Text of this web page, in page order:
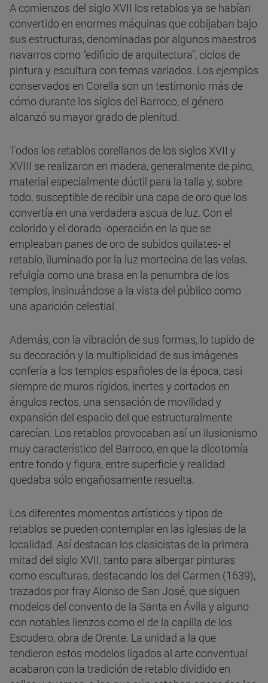
A comienzos del siglo XVII los retablos ya se habían
convertido en enormes máquinas que cobijaban bajo
sus estructuras, denominadas por algunos maestros
navarros como “edificio de arquitectura”, ciclos de
pintura y escultura con temas variados. Los ejemplos
conservados en Corella son un testimonio más de
cómo durante los siglos del Barroco, el género
alcanzó su mayor grado de plenitud.
Todos los retablos corellanos de los siglos XVII y
XVIII se realizaron en madera, generalmente de pino,
material especialmente dúctil para la talla y, sobre
todo, susceptible de recibir una capa de oro que los
convertía en una verdadera ascua de luz. Con el
colorido y el dorado -operación en la que se
empleaban panes de oro de subidos quilates- el
retablo, iluminado por la luz mortecina de las velas,
refulgía como una brasa en la penumbra de los
templos, insinuándose a la vista del público como
una aparición celestial.
Además, con la vibración de sus formas, lo tupido de
su decoración y la multiplicidad de sus imágenes
confería a los templos españoles de la época, casi
siempre de muros rígidos, inertes y cortados en
ángulos rectos, una sensación de movilidad y
expansión del espacio del que estructuralmente
carecían. Los retablos provocaban así un ilusionismo
muy característico del Barroco, en que la dicotomía
entre fondo y figura, entre superficie y realidad
quedaba sólo engañosamente resuelta.
Los diferentes momentos artísticos y tipos de
retablos se pueden contemplar en las iglesias de la
localidad. Así destacan los clasicistas de la primera
mitad del siglo XVII, tanto para albergar pinturas
como esculturas, destacando los del Carmen (1639),
trazados por fray Alonso de San José, que siguen
modelos del convento de la Santa en Ávila y alguno
con notables lienzos como el de la capilla de los
Escudero, obra de Orente. La unidad a la que
tendieron estos modelos ligados al arte conventual
acabaron con la tradición de retablo dividido en